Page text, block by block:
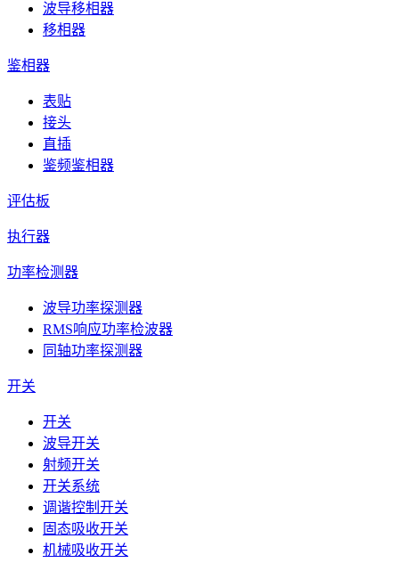
波导移相器
移相器
鉴相器
表贴
接头
直插
鉴频鉴相器
评估板
执行器
功率检测器
波导功率探测器
RMS响应功率检波器
同轴功率探测器
开关
开关
波导开关
射频开关
开关系统
调谐控制开关
固态吸收开关
机械吸收开关